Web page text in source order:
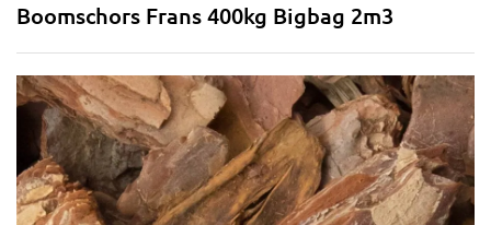
Boomschors Frans 400kg Bigbag 2m3